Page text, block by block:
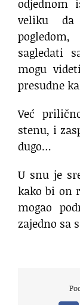
odjednom
veliku
sagledati
mogu
presudne
Već
stenu, i
dugo…
U snu je
kako bi on
mogao
zajedno sa